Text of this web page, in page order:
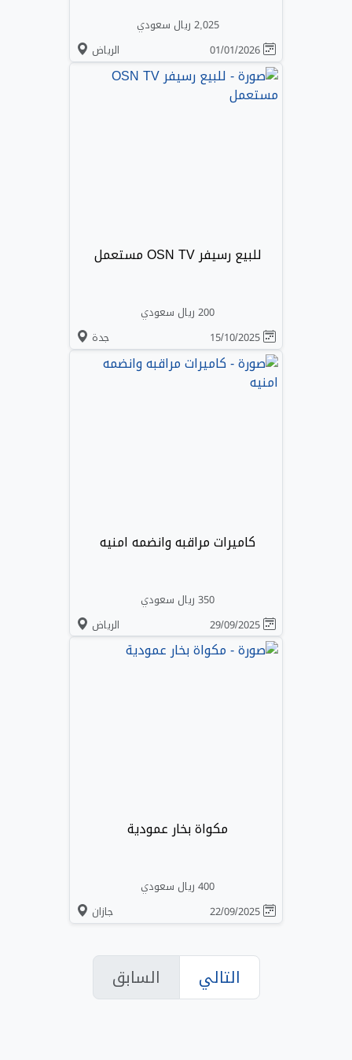
2,025 ريال سعودي
الرياض
للبيع رسيفر OSN TV مستعمل
200 ريال سعودي
جدة
كاميرات مراقبه وانضمه امنيه
350 ريال سعودي
الرياض
مكواة بخار عمودية
400 ريال سعودي
جازان
السابق التالي